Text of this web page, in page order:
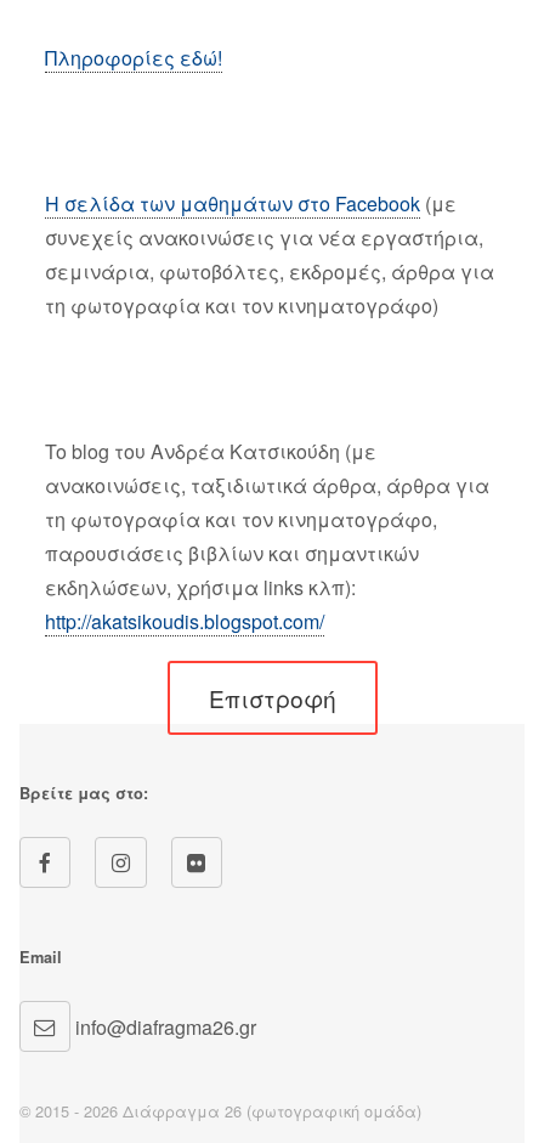
Πληροφορίες εδώ!
Η σελίδα των μαθημάτων στο Facebook(με
συνεχείς ανακοινώσεις για νέα εργαστήρια,
σεμινάρια, φωτοβόλτες, εκδρομές, άρθρα για
τη φωτογραφία και τον κινηματογράφο)
To blog του Ανδρέα Κατσικούδη (με
ανακοινώσεις, ταξιδιωτικά άρθρα, άρθρα για
τη φωτογραφία και τον κινηματογράφο,
παρουσιάσεις βιβλίων και σημαντικών
εκδηλώσεων, χρήσιμα links κλπ):
http://akatsikoudis.blogspot.com/
Επιστροφή
Email
info@diafragma26.gr
Βρείτε μας στο:
© 2015 - 2026 Διάφραγμα 26 (φωτογραφική ομάδα)